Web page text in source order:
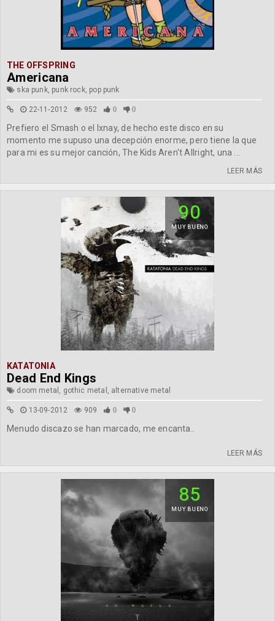
THE OFFSPRING
Americana
ska punk, punk rock, pop punk
22-11-2012 952 0 0
Prefiero el Smash o el Ixnay, de hecho este disco en su
momento me supuso una decepción enorme, pero tiene la que
para mi es su mejor canción, The Kids Aren't Allright, una ...
LEER MÁS
90
MUY BUENO
KATATONIA
Dead End Kings
doom metal, gothic metal, alternative metal
13-09-2012 909 0 0
Menudo discazo se han marcado, me encanta..
LEER MÁS
85
MUY BUENO